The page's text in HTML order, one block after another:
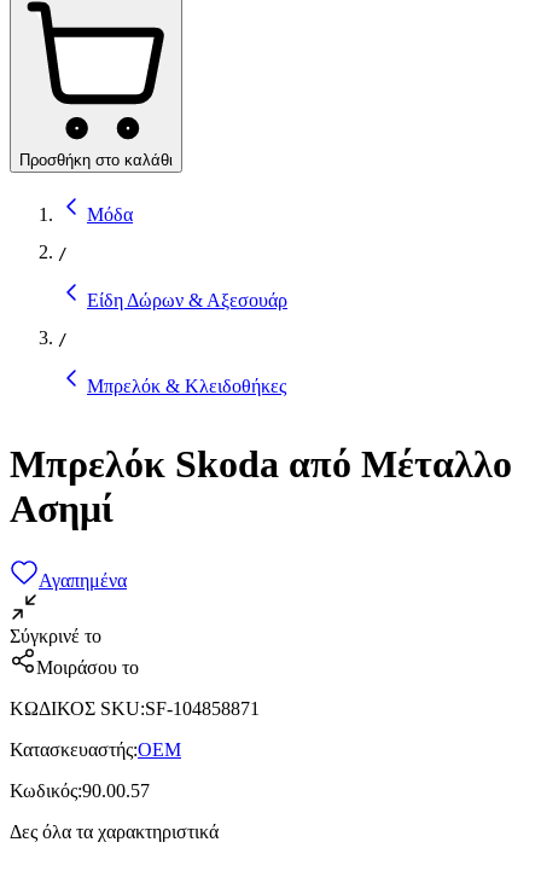
Προσθήκη στο καλάθι
Μόδα
/
Είδη Δώρων & Αξεσουάρ
/
Μπρελόκ & Κλειδοθήκες
Μπρελόκ Skoda από Μέταλλο
Ασημί
Αγαπημένα
Σύγκρινέ το
Μοιράσου το
ΚΩΔΙΚΟΣ SKU:SF-104858871
Κατασκευαστής:OEM
Κωδικός:90.00.57
Δες όλα τα χαρακτηριστικά